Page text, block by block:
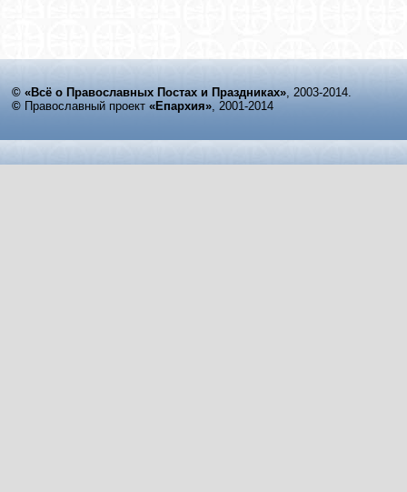
© «Всё о Православных Постах и Праздниках», 2003-2014.
© Православный проект «Епархия», 2001-2014